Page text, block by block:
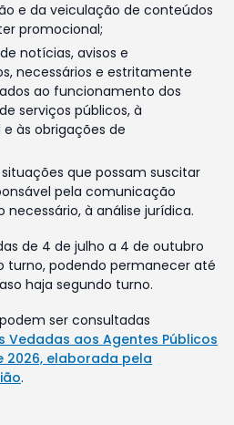
e da veiculação de conteúdos
promocional;
notícias, avisos e
necessários e estritamente
ao funcionamento dos
serviços públicos, à
às obrigações de
que possam suscitar
pela comunicação
à análise jurídica.
de 4 de julho a 4 de outubro
turno, podendo permanecer até
haja segundo turno.
ser consultadas
Vedadas aos Agentes Públicos
2026, elaborada pela
.